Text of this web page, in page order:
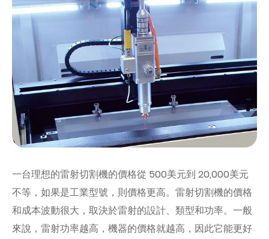
一台理想的雷射切割機的價格從 500美元到 20,000美元
不等，如果是工業型號，則價格更高。雷射切割機的價格
和成本波動很大，取決於雷射的設計、類型和功率。一般
來說，雷射功率越高，機器的價格就越高，因此它能更好